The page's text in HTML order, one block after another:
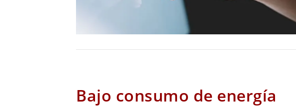
Bajo consumo de energía